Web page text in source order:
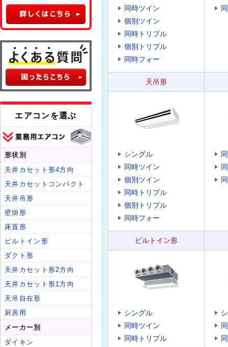
同時ツイン
個別ツイン
同時トリプル
個別トリプル
同時フォー
天吊形
シングル
同時ツイン
個別ツイン
同時トリプル
個別トリプル
同時フォー
ビルトイン形
シングル
同時ツイン
同時トリプル